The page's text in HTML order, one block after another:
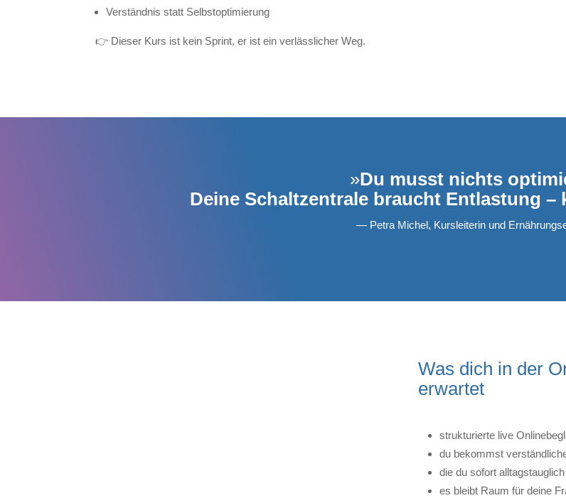
Verständnis statt Selbstoptimierung
👉 Dieser Kurs ist kein Sprint, er ist ein verlässlicher Weg.
»Du musst nichts
Deine Schaltzentrale braucht Entlastung –
— Petra Michel, Kursleiterin und
Was dich in der
erwartet
strukturierte live
du bekommst
die du sofort
es bleibt Raum für deine